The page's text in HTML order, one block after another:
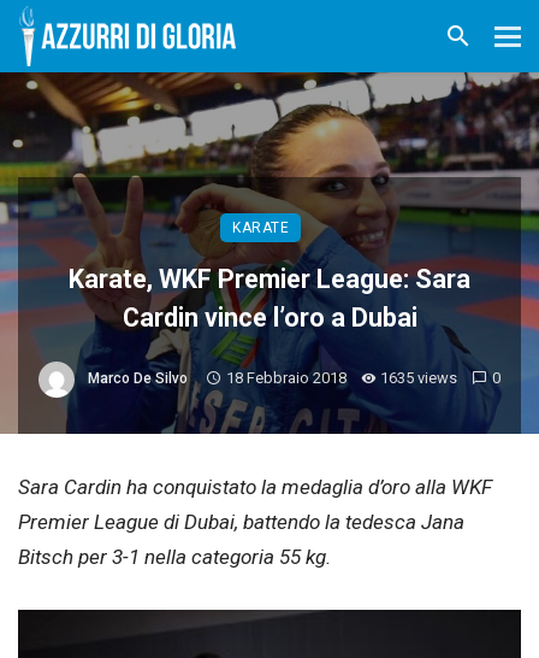
KARATE
Karate, WKF Premier League: Sara
Cardin vince l’oro a Dubai
Marco De Silvo 18 Febbraio 2018 1635 views 0
Sara Cardin ha conquistato la medaglia d’oro alla WKF
Premier League di Dubai, battendo la tedesca Jana
Bitsch per 3-1 nella categoria 55 kg.